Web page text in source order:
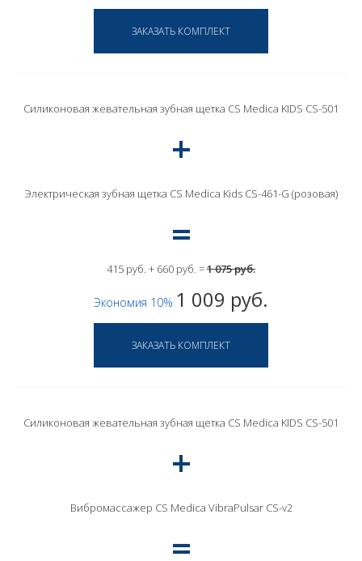
Силиконовая жевательная зубная щетка CS Medica KIDS CS-501
Электрическая зубная щетка CS Medica Kids CS-461-G (розовая)
415 руб. + 660 руб. =1 075 руб.
Экономия 10% 1 009 руб.
Силиконовая жевательная зубная щетка CS Medica KIDS CS-501
Вибромассажер CS Medica VibraPulsar CS-v2